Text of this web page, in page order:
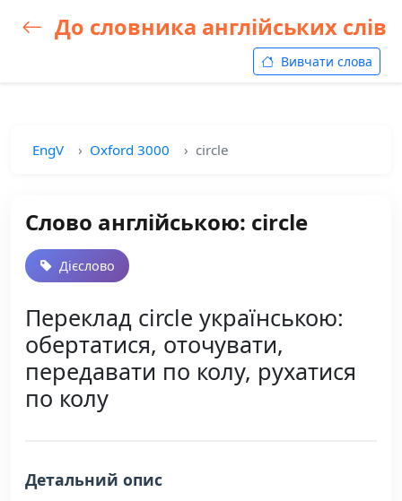
До словника англійських слів
Вивчати слова
EngV Oxford 3000 circle
Слово англійською: circle
Дієслово
Переклад circle українською:
обертатися, оточувати,
передавати по колу, рухатися
по колу
Детальний опис